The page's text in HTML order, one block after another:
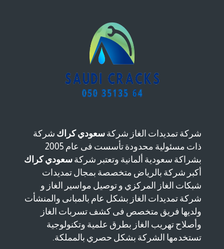
شركة تمديدات الغاز شركة سعودي كراك شركة
ذات مسئولية محدودة تأسست فى عام 2005
بشراكة سعودية ألمانية وتعتبر شركة سعودي كراك
أكبر شركة بالرياض متخصصة بمجال تمديدات
شبكات الغاز المركزي و توصيل مواسير الغاز و
شركة تمديدات الغاز بشكل عام بالمبانى والمنشأت
ولديها فريق متخصص فى كشف تسربات الغاز
وأصلاح تهريب الغاز بطرق علمية وتكنولوجية
تستخدمها الشركة بشكل حصري بالمملكة.